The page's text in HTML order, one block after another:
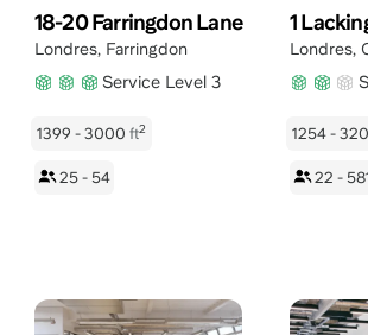
18-20 Farringdon Lane
Londres, Farringdon
Service Level 3
1399 - 3000 ft2
25 - 54
1
Londres,
1254 -
22 -